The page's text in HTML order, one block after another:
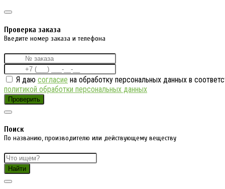
Проверка заказа
Введите номер заказа и телефона
Я даю согласие на обработку персональных данных в
политикой обработки персональных данных
Проверить
Поиск
По названию, производителю или действующему веществу
Найти